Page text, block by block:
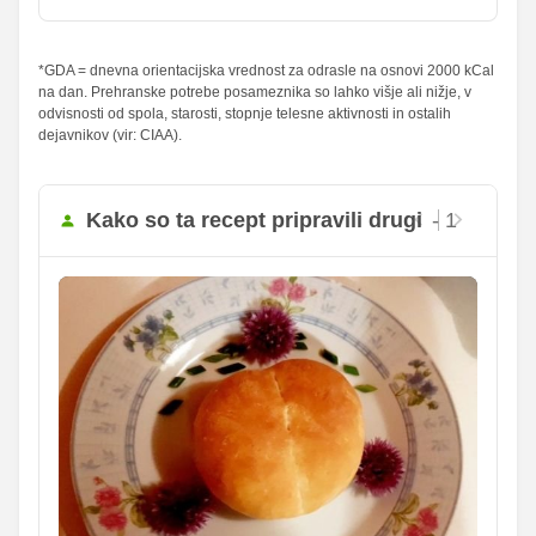
od teh
nasičene
maščobne
19.84 g
11.42 g
57.33 g 28.34 % 81.9 %
Železo
0.23 mg 0.67 mg
Magnezij
15.34
mg
44.33 mg
Kalij
102.99
mg
297.67 mg
29.64
mg
85.67 mg
Fosfor
117.29
mg
339 mg
*GDA = dnevna orientacijska vrednost za odrasle na osnovi 2000 kCal
na dan. Prehranske potrebe posameznika so lahko višje ali nižje, v
odvisnosti od spola, starosti, stopnje telesne aktivnosti in ostalih
dejavnikov (vir: CIAA).
Kako so ta recept pripravili drugi - 1